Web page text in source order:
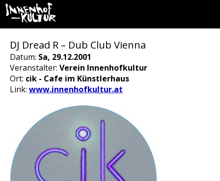
DJ Dread R – Dub Club Vienna
Datum: Sa, 29.12.2001
Veranstalter: Verein Innenhofkultur
Ort: cik - Cafe im Künstlerhaus
Link: www.innenhofkultur.at